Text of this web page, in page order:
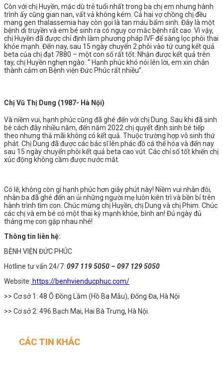
Còn với chị Huyền, mặc dù trẻ tuổi nhất trong ba chị em nhưng hành
trình ấy cũng gian nan, vất vả không kém. Cả hai vợ chồng chị đều
mang gen thalassemia hay còn gọi là tan máu bẩm sinh. Đây là một
bệnh di truyền và em bé sinh ra có nguy cơ mắc bệnh rất cao. Vì vậy,
chị Huyền đã được chỉ định làm phương pháp IVF để sàng lọc phôi thai
khỏe mạnh. Đến nay, sau 15 ngày chuyển 2 phôi vào tử cung kết quả
beta của chị đạt 7880 – một con số rất tốt. Nhận được kết quả trên
tay, chị Huyền nghẹn ngào: “ Hạnh phúc khó nói lên lời, em xin chân
thành cảm ơn Bệnh viện Đức Phúc rất nhiều”.
Chị Vũ Thị Dung (1987- Hà Nội)
Và niềm vui, hạnh phúc cũng đã ghé đến với chị Dung. Sau khi đã sinh
bé cách đây nhiều năm, đến năm 2022 chị quyết định sinh bé tiếp
theo nhưng thả mãi không có kết quả. Thuộc trường hợp vô sinh thứ
phát. Chị Dung đã được các bác sĩ lên phác đồ cá thể hóa và đến nay
sau 15 ngày chuyển phôi kết quả beta cao vút. Các chỉ số tốt khiến chị
xúc động không cầm được nước mắt.
Có lẽ, không còn gì hạnh phúc hơn giây phút này! Niềm vui nhân đôi,
nhân ba đã ghé đến an ủi những người mẹ luôn kiên trì và bền bỉ trên
hành trình tìm con. Chúc mừng chị Huyền, chị Dung và chị Phim. Chúc
các chị và em bé có một thai kỳ mạnh khỏe, bình an! Đủ ngày đủ
tháng mẹ con gặp nhau nhé!
Thông tin liên hệ:
BỆNH VIỆN ĐỨC PHÚC
Hotline tư vấn 24/7: 097 119 5050 – 097 129 5050
Website: https://benhvienducphuc.com/
>> Cơ sở 1: 48 Ô Đồng Lầm (Hồ Ba Mẫu), Đống Đa, Hà Nội
>> Cơ sở 2: 496 Bạch Mai, Hai Bà Trưng, Hà Nội.
CÁC TIN KHÁC